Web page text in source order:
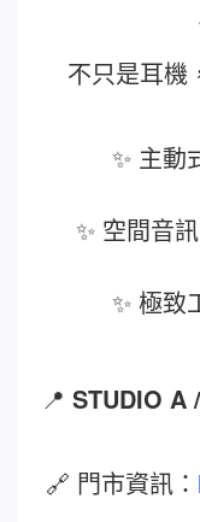
不只是耳機
✨ 主動
✨ 空間音
✨ 極致
📍 STUDIO
🔗 門市資訊：